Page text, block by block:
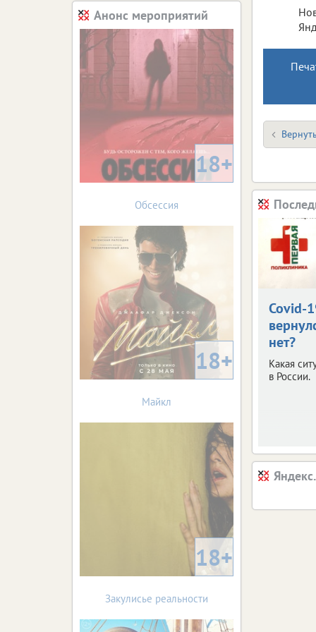
Covid-
нет?
Какая
в России.
Анонс мероприятий
18+
Обсессия
18+
Майкл
18+
Закулисье реальности